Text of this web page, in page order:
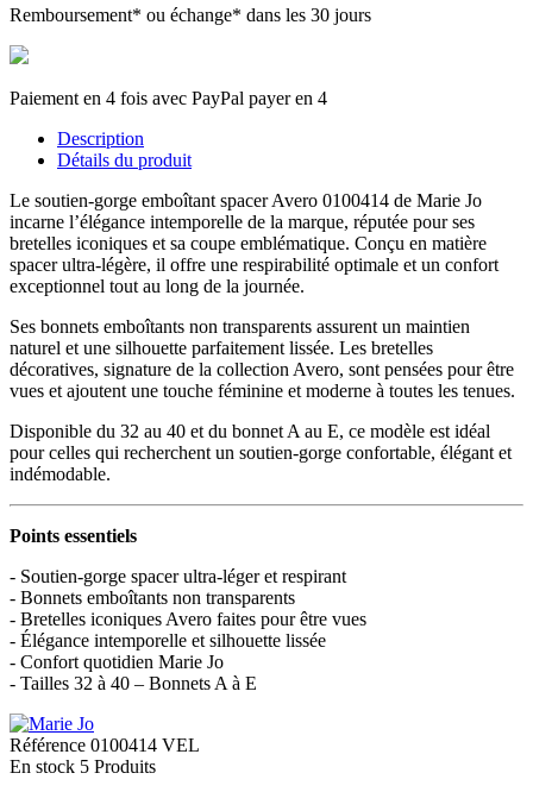
Remboursement* ou échange* dans les 30 jours
Paiement en 4 fois avec PayPal payer en 4
Description
Détails du produit
Le soutien-gorge emboîtant spacer Avero 0100414 de Marie Jo
incarne l’élégance intemporelle de la marque, réputée pour ses
bretelles iconiques et sa coupe emblématique. Conçu en matière
spacer ultra-légère, il offre une respirabilité optimale et un confort
exceptionnel tout au long de la journée.
Ses bonnets emboîtants non transparents assurent un maintien
naturel et une silhouette parfaitement lissée. Les bretelles
décoratives, signature de la collection Avero, sont pensées pour être
vues et ajoutent une touche féminine et moderne à toutes les tenues.
Disponible du 32 au 40 et du bonnet A au E, ce modèle est idéal
pour celles qui recherchent un soutien-gorge confortable, élégant et
indémodable.
Points essentiels
- Soutien-gorge spacer ultra‑léger et respirant
- Bonnets emboîtants non transparents
- Bretelles iconiques Avero faites pour être vues
- Élégance intemporelle et silhouette lissée
- Confort quotidien Marie Jo
- Tailles 32 à 40 – Bonnets A à E
Référence 0100414 VEL
En stock 5 Produits